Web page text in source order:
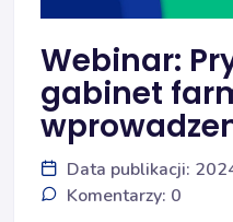
Webinar:
gabinet
Data publikacji:
Komentarzy: 0